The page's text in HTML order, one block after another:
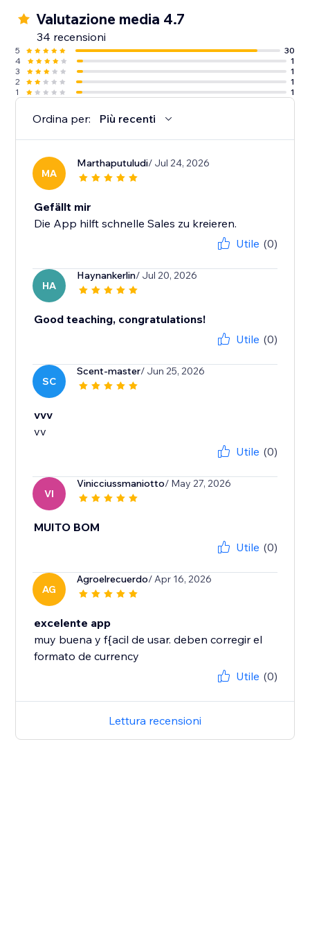
Valutazione media 4.7
34 recensioni
5
30
4
1
3
1
2
1
1
1
Ordina per: Più recenti
MA
Marthaputuludi/ Jul 24, 2026
Gefällt mir
Die App hilft schnelle Sales zu kreieren.
Utile (0)
HA
Haynankerlin/ Jul 20, 2026
Good teaching, congratulations!
Utile (0)
SC
Scent-master/ Jun 25, 2026
vvv
vv
Utile (0)
VI
Vinicciussmaniotto/ May 27, 2026
MUITO BOM
Utile (0)
AG
Agroelrecuerdo/ Apr 16, 2026
excelente app
muy buena y f{acil de usar. deben corregir el
formato de currency
Utile (0)
Lettura recensioni